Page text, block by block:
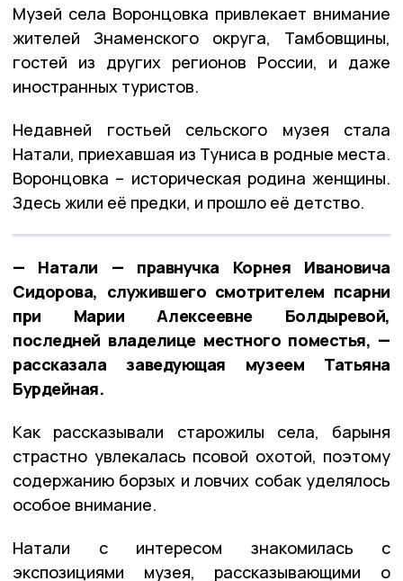
Музей села Воронцовка привлекает внимание
жителей Знаменского округа, Тамбовщины,
гостей из других регионов России, и даже
иностранных туристов.
Недавней гостьей сельского музея стала
Натали, приехавшая из Туниса в родные места.
Воронцовка – историческая родина женщины.
Здесь жили её предки, и прошло её детство.
— Натали — правнучка Корнея Ивановича
Сидорова, служившего смотрителем псарни
при Марии Алексеевне Болдыревой,
последней владелице местного поместья, —
рассказала заведующая музеем Татьяна
Бурдейная.
Как рассказывали старожилы села, барыня
страстно увлекалась псовой охотой, поэтому
содержанию борзых и ловчих собак уделялось
особое внимание.
Натали с интересом знакомилась с
экспозициями музея, рассказывающими о